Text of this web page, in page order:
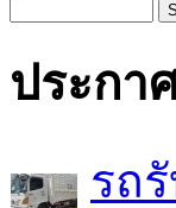
ประกา
รถ